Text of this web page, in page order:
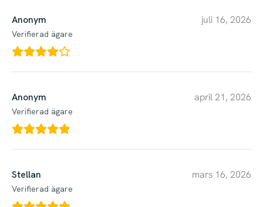
Anonym
Verifierad ägare
juli 16, 2026
Anonym
Verifierad ägare
april 21, 2026
Stellan
Verifierad ägare
mars 16, 2026